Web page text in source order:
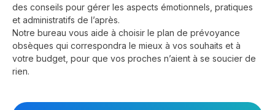
des conseils pour gérer les aspects émotionnels, pratiques
et administratifs de l’après.
Notre bureau vous aide à choisir le plan de prévoyance
obsèques qui correspondra le mieux à vos souhaits et à
votre budget, pour que vos proches n’aient à se soucier de
rien.